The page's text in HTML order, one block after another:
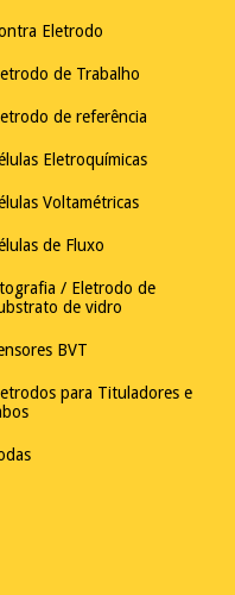
Eletrodo
de Trabalho
de referência
Eletroquímicas
Voltamétricas
de Fluxo
/ Eletrodo de
de vidro
BVT
para Tituladores e